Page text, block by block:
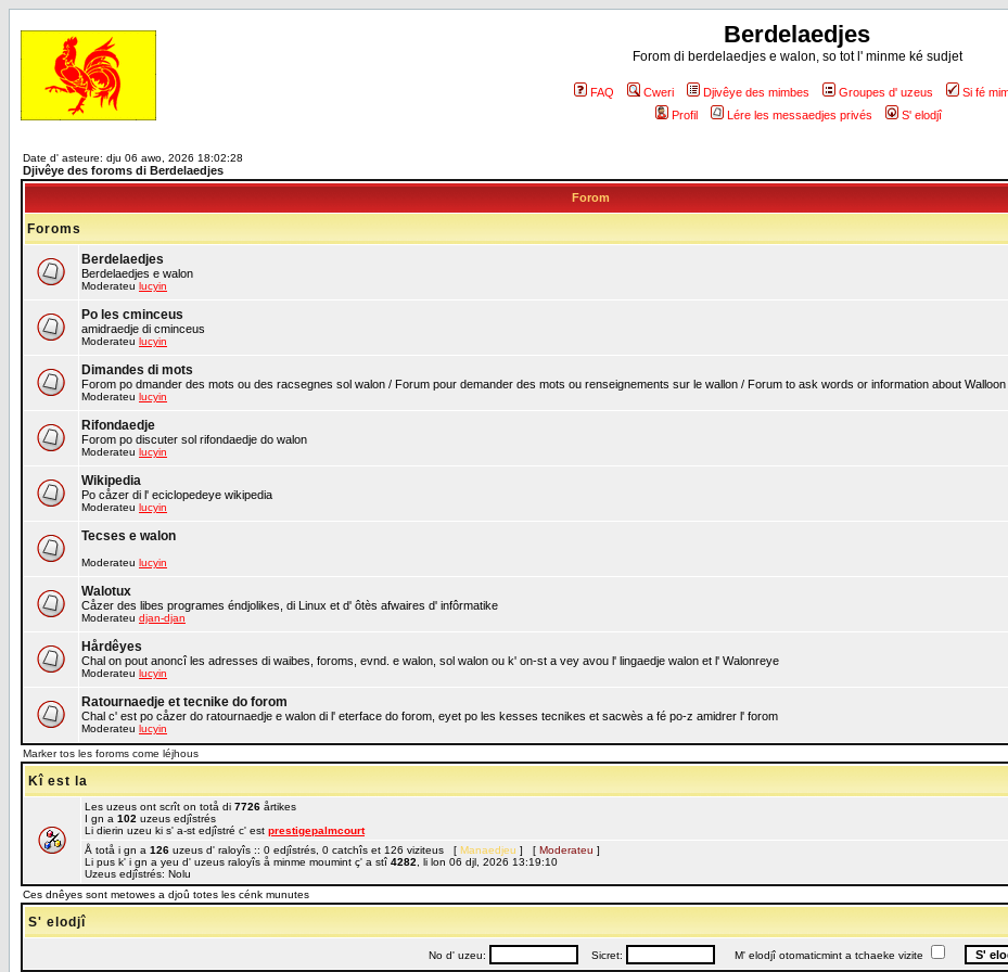
Berdelaedjes
Forom di berdelaedjes e walon, so tot l' minme ké sudjet
FAQ Cweri Djivêye des mimbes Groupes d' uzeus
Si fé
Profil
Lére les messaedjes privés S' elodjî
Date d' asteure: dju 06 awo, 2026 18:02:28
Djivêye des foroms di Berdelaedjes
Forom
Foroms
Berdelaedjes
Berdelaedjes e walon
Moderateu lucyin
Po les cminceus
amidraedje di cminceus
Moderateu lucyin
Dimandes di mots
Forom po dmander des mots ou des racsegnes sol walon / Forum pour demander des mots ou renseignements sur le wallon / Forum to ask words or information about Walloon
Moderateu lucyin
Rifondaedje
Forom po discuter sol rifondaedje do walon
Moderateu lucyin
Wikipedia
Po cåzer di l' eciclopedeye wikipedia
Moderateu lucyin
Tecses e walon
Moderateu lucyin
Walotux
Cåzer des libes programes éndjolikes, di Linux et d' ôtès afwaires d' infôrmatike
Moderateu djan-djan
Hårdêyes
Chal on pout anoncî les adresses di waibes, foroms, evnd. e walon, sol walon ou k' on-st a vey avou l' lingaedje walon et l' Walonreye
Moderateu lucyin
Ratournaedje et tecnike do forom
Chal c' est po cåzer do ratournaedje e walon di l' eterface do forom, eyet po les kesses tecnikes et sacwès a fé po-z amidrer l' forom
Moderateu lucyin
Marker tos les foroms come léjhous
Kî est la
Les uzeus ont scrît on totå di 7726 årtikes
I gn a 102 uzeus edjîstrés
Li dierin uzeu ki s' a-st edjîstré c' est prestigepalmcourt
Å totå i gn a 126 uzeus d' raloyîs :: 0 edjîstrés, 0 catchîs et 126 viziteus [ Manaedjeu ] [ Moderateu ]
Li pus k' i gn a yeu d' uzeus raloyîs å minme moumint ç' a stî 4282 , li lon 06 djl, 2026 13:19:10
Uzeus edjîstrés: Nolu
Ces dnêyes sont metowes a djoû totes les cénk munutes
S' elodjî
No d' uzeu: Sicret: M' elodjî otomaticmint a tchaeke vizite